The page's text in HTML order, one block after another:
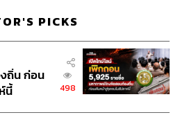
ด้ประโยชน์จากบทความนี้ไม่มาก
ารชำระภาษีจากการได้มาซึ่ง
กิจ การเงิน และการลงทุน เพิ่ม
PICKS
ถิ่น ก่อน
นี้
498